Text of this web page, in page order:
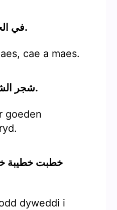
12. في الحقل حقل وحقل.
cae a maes.
13. شجر الشوك في الشارع.
goeden
dyweddi i